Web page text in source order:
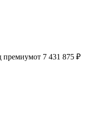
премиумот 7 431 875 ₽